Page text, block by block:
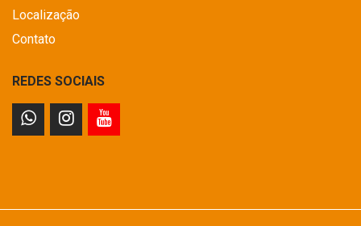
Localização
Contato
REDES SOCIAIS